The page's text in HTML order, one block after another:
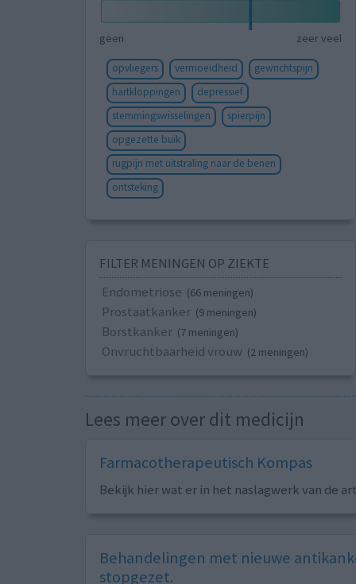
geen zeer veel
opvliegers vermoeidheid
gewrichtspijn
hartkloppingen
depressief
stemmingswisselingen
spierpijn
opgezette buik
rugpijn met uitstraling naar de benen
ontsteking
FILTER MENINGEN OP ZIEKTE
Endometriose (66 meningen)
Prostaatkanker (9 meningen)
Borstkanker (7 meningen)
Onvruchtbaarheid vrouw (2 meningen)
Lees meer over dit medicijn
Farmacotherapeutisch Kompas
Bekijk hier wat er in het naslagwerk van de
Behandelingen met nieuwe
stopgezet.